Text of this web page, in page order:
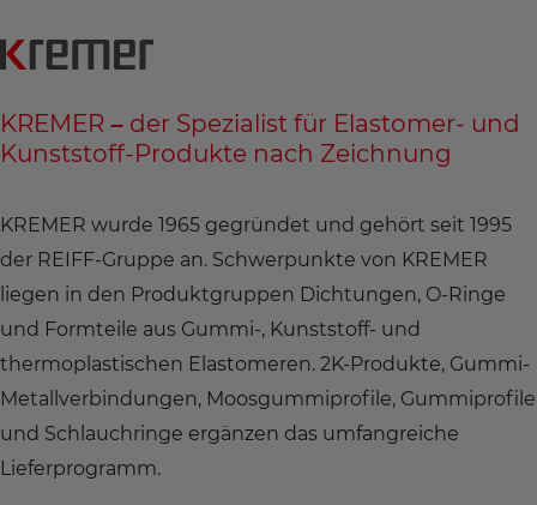
KREMER – der Spezialist für Elastomer- und
Kunststoff-Produkte nach Zeichnung
KREMER wurde 1965 gegründet und gehört seit 1995
der REIFF-Gruppe an. Schwerpunkte von KREMER
liegen in den Produktgruppen Dichtungen, O-Ringe
und Formteile aus Gummi-, Kunststoff- und
thermoplastischen Elastomeren. 2K-Produkte, Gummi-
Metallverbindungen, Moosgummiprofile, Gummiprofile
und Schlauchringe ergänzen das umfangreiche
Lieferprogramm.